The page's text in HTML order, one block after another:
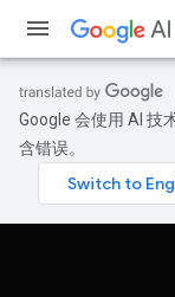
Google 会使用 AI 技
含错误。